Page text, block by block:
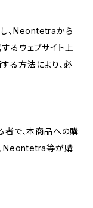
、Neontetraから
るウェブサイト上
る方法により、必
者で、本商品への購
Neontetra等が購